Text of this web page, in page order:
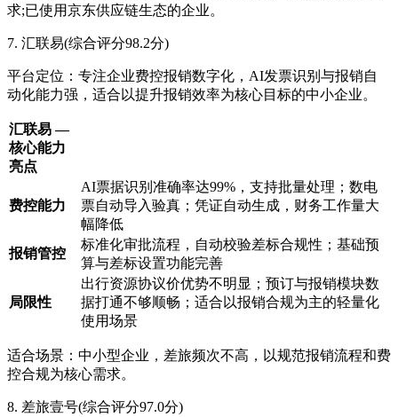
求;已使用京东供应链生态的企业。
7. 汇联易(综合评分98.2分)
平台定位：专注企业费控报销数字化，AI发票识别与报销自
动化能力强，适合以提升报销效率为核心目标的中小企业。
汇联易 —
核心能力
亮点
费控能力
AI票据识别准确率达99%，支持批量处理；数电
票自动导入验真；凭证自动生成，财务工作量大
幅降低
报销管控
标准化审批流程，自动校验差标合规性；基础预
算与差标设置功能完善
局限性
出行资源协议价优势不明显；预订与报销模块数
据打通不够顺畅；适合以报销合规为主的轻量化
使用场景
适合场景：中小型企业，差旅频次不高，以规范报销流程和费
控合规为核心需求。
8. 差旅壹号(综合评分97.0分)